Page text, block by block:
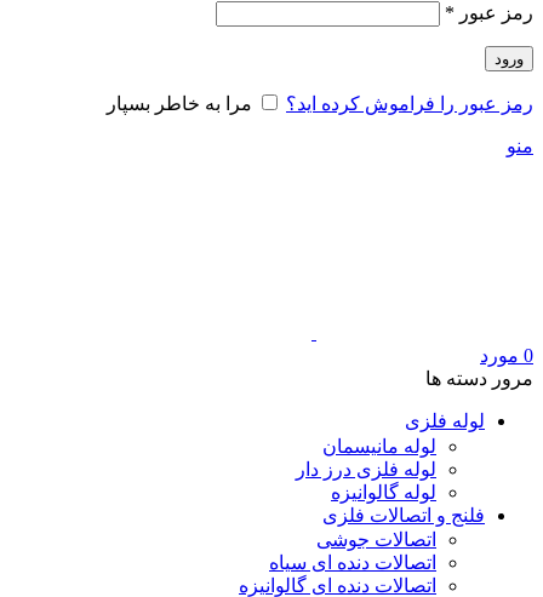
رمز عبور *
ورود
رمز عبور را فراموش کرده اید؟ مرا به خاطر بسپار
منو
0 مورد
مرور دسته ها
لوله فلزی
لوله مانیسمان
لوله فلزی درز دار
لوله گالوانیزه
فلنج و اتصالات فلزی
اتصالات جوشی
اتصالات دنده ای سیاه
اتصالات دنده ای گالوانیزه